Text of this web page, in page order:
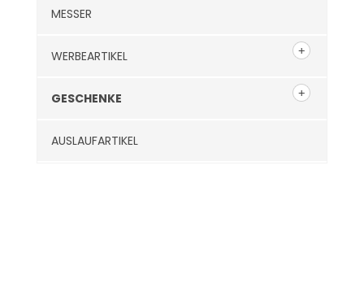
MESSER
WERBEARTIKEL
GESCHENKE
AUSLAUFARTIKEL